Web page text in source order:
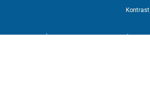
Kontrast
STRONA GŁÓWNA AKTUALNOŚCI